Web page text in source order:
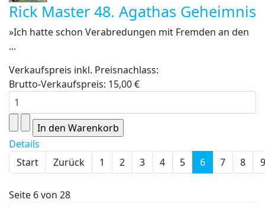
Rick Master 48. Agathas Geheimnis
»Ich hatte schon Verabredungen mit Fremden an den
...
Verkaufspreis inkl. Preisnachlass:
Brutto-Verkaufspreis: 15,00 €
Details
Start
Zurück 1 2 3 4 5 6 7 8 9
Seite 6 von 28